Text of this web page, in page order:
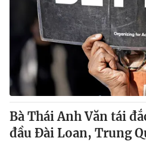
® Cấm sao chép dưới mọi hình
thuận bằng văn bản. Ghi rõ nguồn
thông tin từ website này.
Bà Thái Anh Văn tái
đầu Đài Loan, Trung